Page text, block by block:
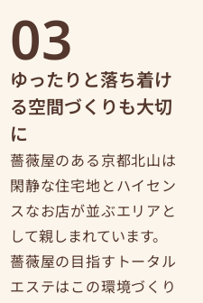
03
ゆったりと落ち着け
る空間づくりも大切
に
薔薇屋のある京都北山は
閑静な住宅地とハイセン
スなお店が並ぶエリアと
して親しまれています。
薔薇屋の目指すトータル
エステはこの環境づくり